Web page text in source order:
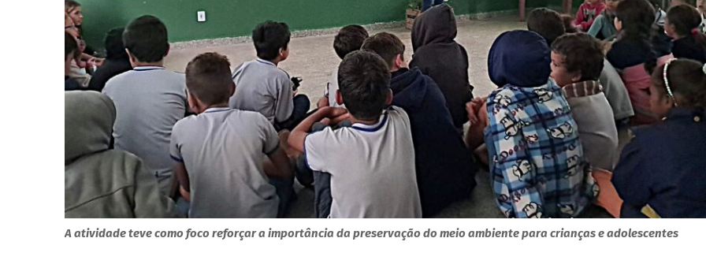
A atividade teve como foco reforçar a importância da preservação do meio ambiente para crianças e adolescentes